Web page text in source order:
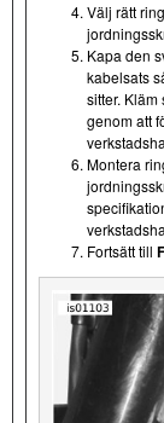
Välj rätt
Kapa den
kabelsats
sitter.
genom att
Montera
Fortsätt till